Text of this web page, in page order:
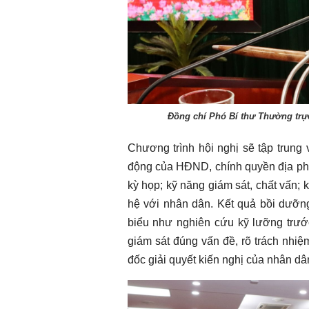
Đồng chí Phó Bí thư Thường
Chương trình hội nghị sẽ tập trung
động của HĐND, chính quyền địa
kỳ họp; kỹ năng giám sát, chất vấn;
hệ với nhân dân. Kết quả bồi
biểu như nghiên cứu kỹ lưỡng
giám sát đúng vấn đề, rõ trách
đốc giải quyết kiến nghị của nhân